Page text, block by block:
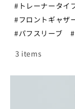
トレーナータイ
フロントギャザ
パフスリーブ
3 items